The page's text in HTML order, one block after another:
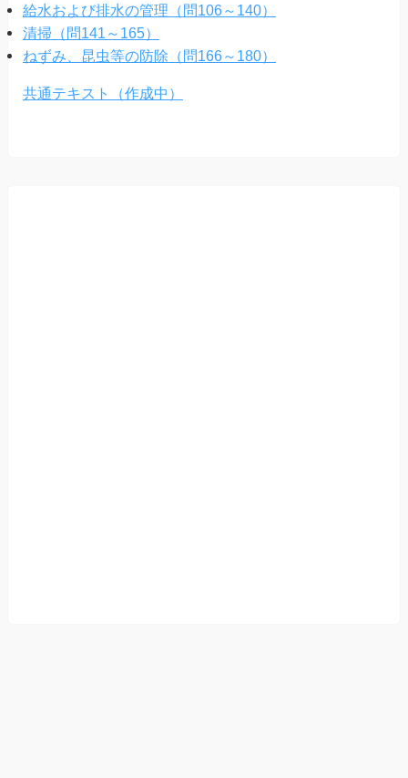
給水および排水の管理（問106～140）
清掃（問141～165）
ねずみ、昆虫等の防除（問166～180）
共通テキスト（作成中）